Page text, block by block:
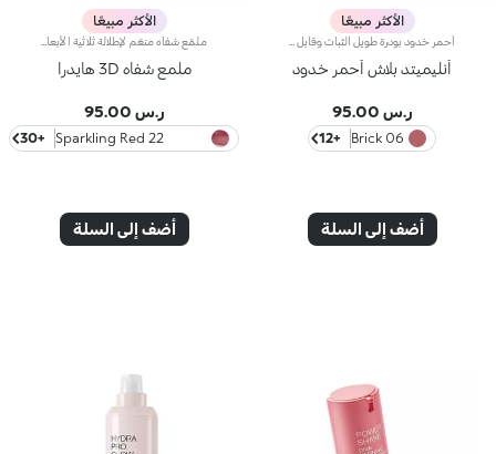
الأكثر مبيعًا
أنليميتد بلاش أحمر خدود
ر.س 95.00
06 Brick
+12
أضف إلى السلة
الأكثر مبيعًا
ملمع شفاه 3D هايدرا
ر.س 95.00
22 Sparkling Red
Garnet
+30
أضف إلى السلة